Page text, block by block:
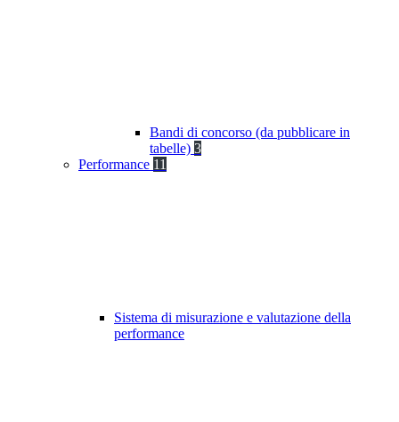
Bandi di concorso (da pubblicare in
tabelle) 3
Performance 11
Sistema di misurazione e valutazione della
performance